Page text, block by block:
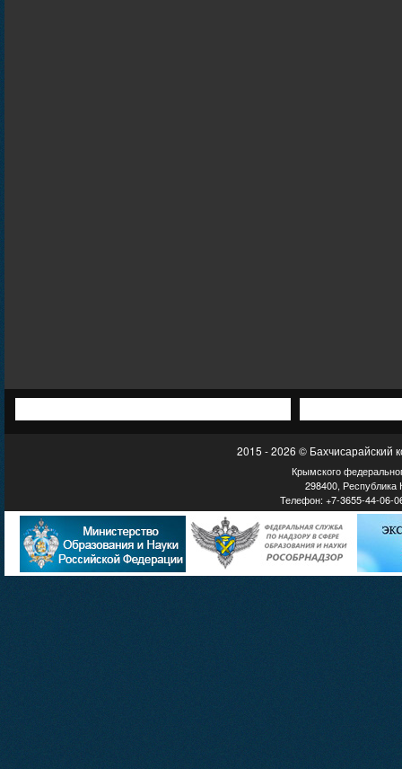
2015 - 2026 © Бахчисарайский
Крымского
298400, Республика
Телефон: +7-3655-44-06-